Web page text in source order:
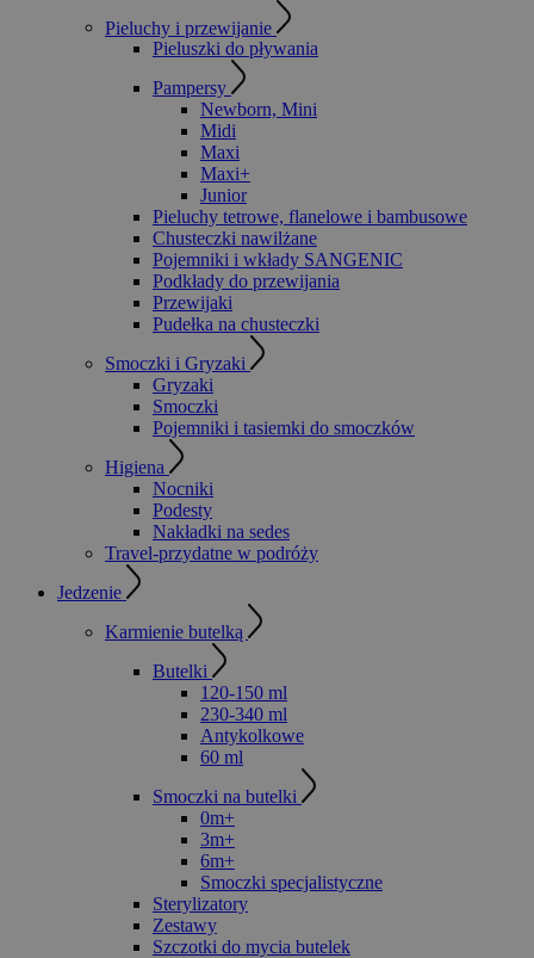
Pieluchy i przewijanie
Pieluszki do pływania
Pampersy
Newborn, Mini
Midi
Maxi
Maxi+
Junior
Pieluchy tetrowe, flanelowe i bambusowe
Chusteczki nawilżane
Pojemniki i wkłady SANGENIC
Podkłady do przewijania
Przewijaki
Pudełka na chusteczki
Smoczki i Gryzaki
Gryzaki
Smoczki
Pojemniki i tasiemki do smoczków
Higiena
Nocniki
Podesty
Nakładki na sedes
Travel-przydatne w podróży
Jedzenie
Karmienie butelką
Butelki
120-150 ml
230-340 ml
Antykolkowe
60 ml
Smoczki na butelki
0m+
3m+
6m+
Smoczki specjalistyczne
Sterylizatory
Zestawy
Szczotki do mycia butelek